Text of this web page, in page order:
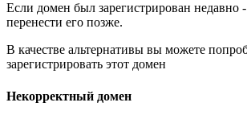
Если домен был зарегистрирован недавно
перенести его позже.
В качестве альтернативы вы можете
зарегистрировать этот домен
Некорректный домен